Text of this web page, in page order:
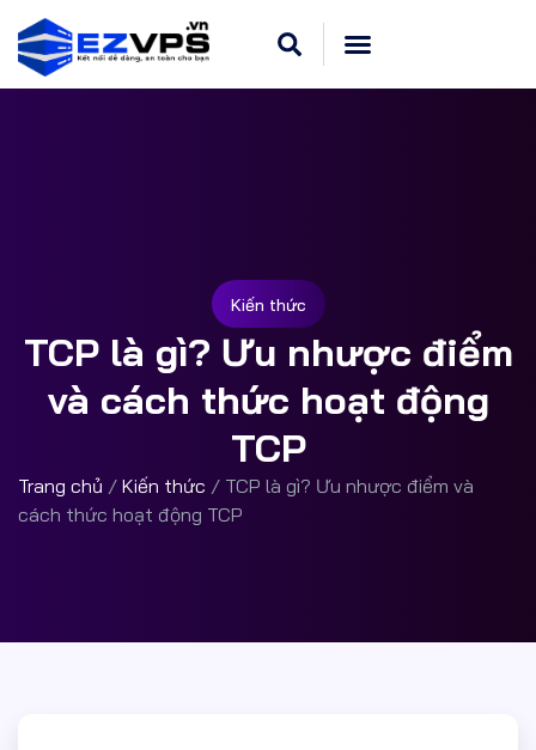
Kiến thức
TCP là gì? Ưu nhược điểm
và cách thức hoạt động
TCP
Trang chủ / Kiến thức / TCP là gì? Ưu nhược điểm và
cách thức hoạt động TCP